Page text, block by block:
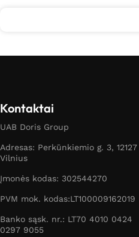
Kontaktai
UAB Doris Group
Adresas: Perkūnkiemio g. 3, 12127
Vilnius
Įmonės kodas: 302544270
PVM mok. kodas:LT100009162019
Banko sąsk. nr.: LT70 4010 0424
0297 9055